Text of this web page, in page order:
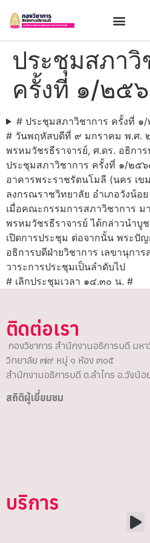
ประชุมสภาวิ
ครั้งที่ ๑/๒๕
# ประชุมสภาวิชาการ ครั้งที่
# วันพฤหัสบดีที่ ๙ มกราคม พ.ศ.
พรหมวัชรธีราจารย์, ศ.ดร. อธิกา
ประชุมสภาวิชาการ ครั้งที่ ๑/๒๕
อาคารพระราชรัตนโมลี (นคร เ
ลงกรณราชวิทยาลัย อำเภอวังน้อ
เมื่อคณะกรรมการสภาวิชาการ ม
พรหมวัชรธีราจารย์ ได้กล่าวนำบู
เปิดการประชุม ต่อจากนั้น พระปั
อธิการบดีฝ่ายวิชาการ เลขานุกา
วาระการประชุมเป็นลำดับไป
# เลิกประชุมเวลา ๑๔.๓๐ น. #
ติดต่อเรา
กองวิชาการ สำนักงานอธิการบดี มห
วิทยาลัย ๗๙ หมู่ ๑ ห้อง ๓๐๕
สำนักงานอธิการบดี ต.ลำไทร อ.วังน้
สถิติผู้เยี่ยมชม
บริการ